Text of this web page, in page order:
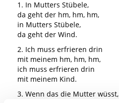
1. In Mutters Stübele,
da geht der hm, hm, hm,
in Mutters Stübele,
da geht der Wind.
2. Ich muss erfrieren drin
mit meinem hm, hm, hm,
ich muss erfrieren drin
mit meinem Kind.
3. Wenn das die Mutter wüsst,